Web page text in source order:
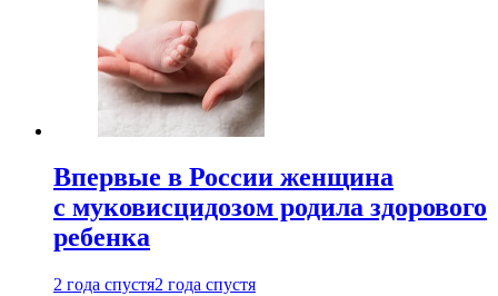
Впервые в России женщина
с муковисцидозом родила здорового
ребенка
2 года спустя2 года спустя